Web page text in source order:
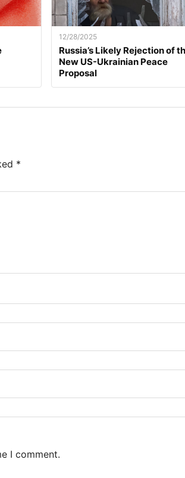
12/28/2025
Russia’s Likely Rejection of
New US-Ukrainian Peace
Proposal
*
I comment.